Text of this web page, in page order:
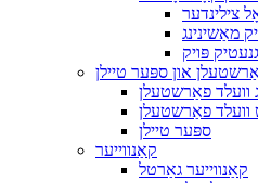
צילינדער
מאַשינינג
פּויק
פאַרשטעלן און ספּער טיילן
וועלד פאַרשטעלן
וועלד פאַרשטעלן
ספּער טיילן
קאַנווייער
קאַנווייער גאַרטל